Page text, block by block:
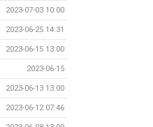
2023-07-03 10:00
2023-06-25 14:31
2023-06-15 13:00
2023-06-15
2023-06-13 13:00
2023-06-12 07:46